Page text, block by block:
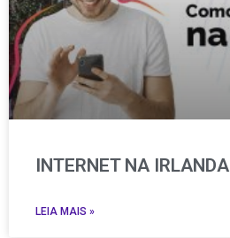
INTERNET NA IRLANDA
LEIA MAIS »